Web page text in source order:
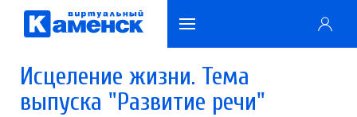
Исцеление жизни. Тема
выпуска "Развитие речи"